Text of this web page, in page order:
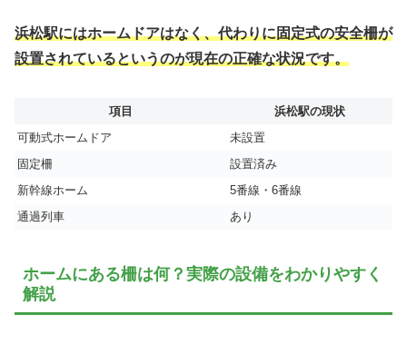
浜松駅にはホームドアはなく、代わりに固定式の安全柵が
設置されているというのが現在の正確な状況です。
項目
浜松駅の現状
可動式ホームドア
未設置
固定柵
設置済み
新幹線ホーム
5番線・6番線
通過列車
あり
ホームにある柵は何？実際の設備をわかりやすく
解説